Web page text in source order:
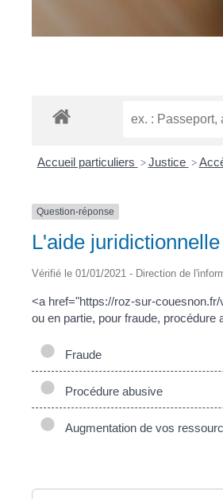
Accueil particuliers > Justice >
Question-réponse
L'aide
Vérifié le 01/01/2021 - Direction de
<a href="https://roz-sur-
ou en partie, pour fraude,
Fraude
Procédure abusive
Augmentation de vos